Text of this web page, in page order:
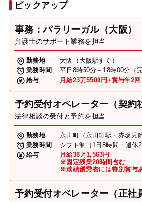
ピックアップ
事務：パラリーガル（大阪）
弁護士のサポート業務を担当
勤務地
大阪（大阪駅すぐ）
業務時間
平日8時50分～18時00分（
給与
月給23万5500円+賞与年2回
予約受付オペレーター（契約
法律相談の受付と予約を担当
勤務地
永田町（永田町駅・赤坂見
業務時間
シフト制（1日8時間・週休2
給与
月給38万1,563円
※固定残業20時間含む
※成績優秀者には特別賞与
予約受付オペレーター（正社